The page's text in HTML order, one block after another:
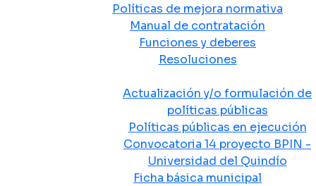
Políticas de mejora normativa
Manual de contratación
Funciones y deberes
Resoluciones
Actualización y/o formulación de
políticas públicas
Políticas públicas en ejecución
Convocatoria 14 proyecto BPIN -
Universidad del Quindío
Ficha básica municipal